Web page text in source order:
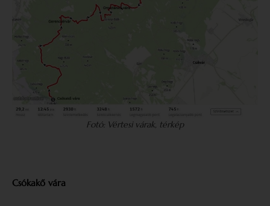
Fotó: Vértesi várak, térkép
Csókakő vára